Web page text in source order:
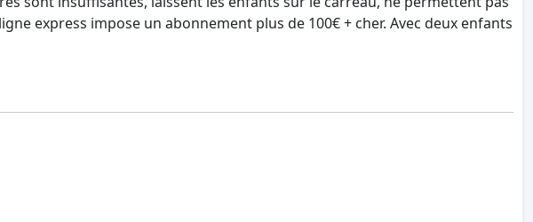
express impose un abonnement plus de 100€ + cher. Avec deux enfants